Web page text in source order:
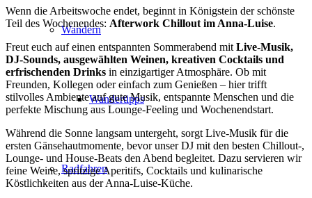
Wandern
Wandertipps
Radfahren
Wenn die Arbeitswoche endet, beginnt in Königstein der schönste
Teil des Wochenendes: Afterwork Chillout im Anna-Luise.
Freut euch auf einen entspannten Sommerabend mit Live-Musik,
DJ-Sounds, ausgewählten Weinen, kreativen Cocktails und
erfrischenden Drinks in einzigartiger Atmosphäre. Ob mit
Freunden, Kollegen oder einfach zum Genießen – hier trifft
stilvolles Ambiente auf gute Musik, entspannte Menschen und die
perfekte Mischung aus Lounge-Feeling und Wochenendstart.
Während die Sonne langsam untergeht, sorgt Live-Musik für die
ersten Gänsehautmomente, bevor unser DJ mit den besten Chillout-,
Lounge- und House-Beats den Abend begleitet. Dazu servieren wir
feine Weine, spritzige Aperitifs, Cocktails und kulinarische
Köstlichkeiten aus der Anna-Luise-Küche.